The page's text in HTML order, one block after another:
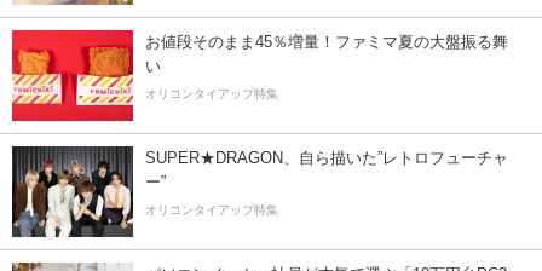
お値段そのまま45％増量！ファミマ夏の大盤振る舞
い
オリコンタイアップ特集
SUPER★DRAGON、自ら描いた”レトロフューチャ
ー”
オリコンタイアップ特集